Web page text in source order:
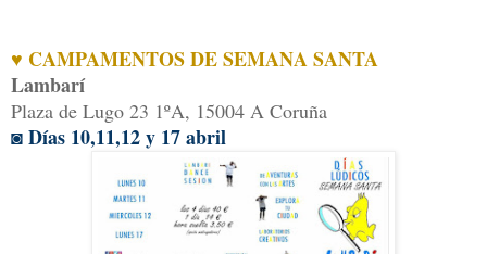
♥ CAMPAMENTOS DE SEMANA SANTA
Lambarí
Plaza de Lugo 23 1ºA, 15004 A Coruña
◙ Días 10,11,12 y 17 abril